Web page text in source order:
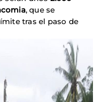
, que se
tras el paso de